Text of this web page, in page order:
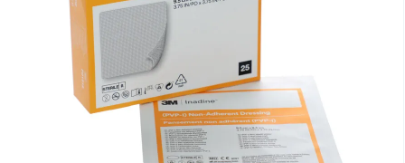
eloszlatja a beteg súlyát ülés közben,
javítja a vérkeringést és a
szövetek oxigénellátottságát
. Ezenkívül akár
csökkenti a beteg testhőmérsékletét
az izzadást
és a bőr túlzott nedvességét, ami a felfekvések
kialakulásának egyik kockázati tényezője.
A felfekvések ellen védő párna második része egy légáteresztő
, amely viszkoelasztikus tulajdonsággal rendelkezik,
csökkenti a nyomást és enyhíti a feszültséget. Tökéletesen